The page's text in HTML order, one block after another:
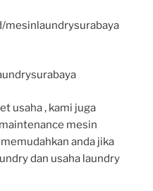
mesinlaundrysurabaya
usaha , kami juga
mesin
anda jika
dan usaha laundry